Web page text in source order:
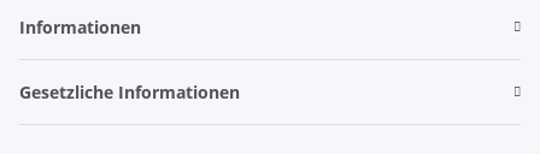
Informationen
Gesetzliche Informationen